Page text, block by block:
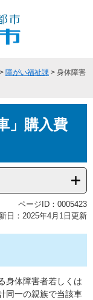
> 障がい福祉課 > 身体障害
」購入費
ページID：0005423
日：2025年4月1日更新
身体障害者若しくは
同一の親族で当該車